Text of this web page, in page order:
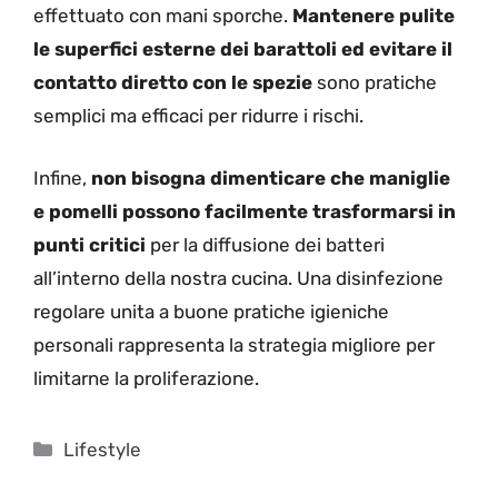
effettuato con mani sporche. Mantenere pulite
le superfici esterne dei barattoli ed evitare il
contatto diretto con le spezie sono pratiche
semplici ma efficaci per ridurre i rischi.
Infine, non bisogna dimenticare che maniglie
e pomelli possono facilmente trasformarsi in
punti critici per la diffusione dei batteri
all’interno della nostra cucina. Una disinfezione
regolare unita a buone pratiche igieniche
personali rappresenta la strategia migliore per
limitarne la proliferazione.
Categorie
Lifestyle